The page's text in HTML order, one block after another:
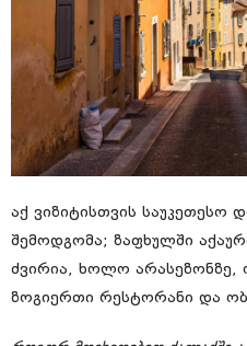
აქ ვიზიტისთვის საუკეთესო
შემოდგომა; ზაფხულში
ძვირია, ხოლო არასეზონზე,
ზოგიერთი რესტორანი და